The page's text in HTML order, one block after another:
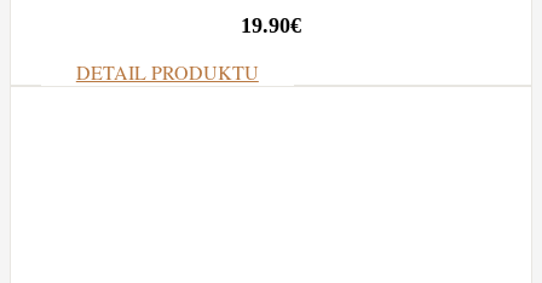
19.90€
DETAIL PRODUKTU